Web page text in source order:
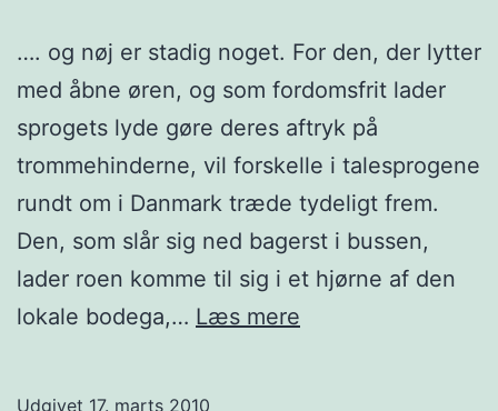
…. og nøj er stadig noget. For den, der lytter
med åbne øren, og som fordomsfrit lader
sprogets lyde gøre deres aftryk på
trommehinderne, vil forskelle i talesprogene
rundt om i Danmark træde tyde­ligt frem.
Den, som slår sig ned bagerst i bus­sen,
lader roen komme til sig i et hjør­ne af den
lo­ka­le bodega,… Læs mere
Udgivet 17. marts 2010